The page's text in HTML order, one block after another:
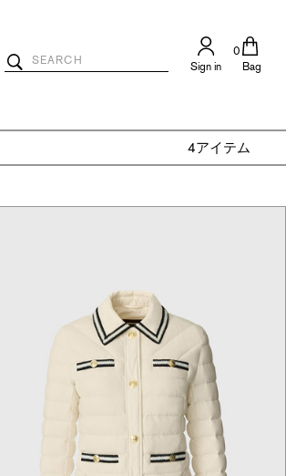
Bag
0
Sign in
Search
Catalog
4アイテム